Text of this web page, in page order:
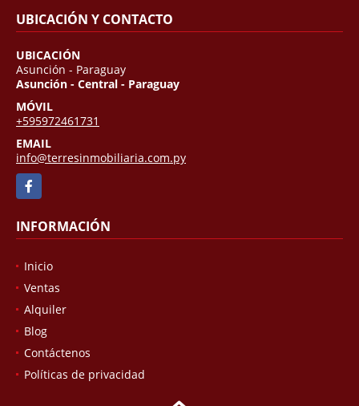
UBICACIÓN Y CONTACTO
UBICACIÓN
Asunción - Paraguay
Asunción - Central - Paraguay
MÓVIL
+595972461731
EMAIL
info@terresinmobiliaria.com.py
Facebook
INFORMACIÓN
Inicio
Ventas
Alquiler
Blog
Contáctenos
Políticas de privacidad